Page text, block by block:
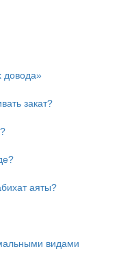
довода»
закат?
аяты?
видами